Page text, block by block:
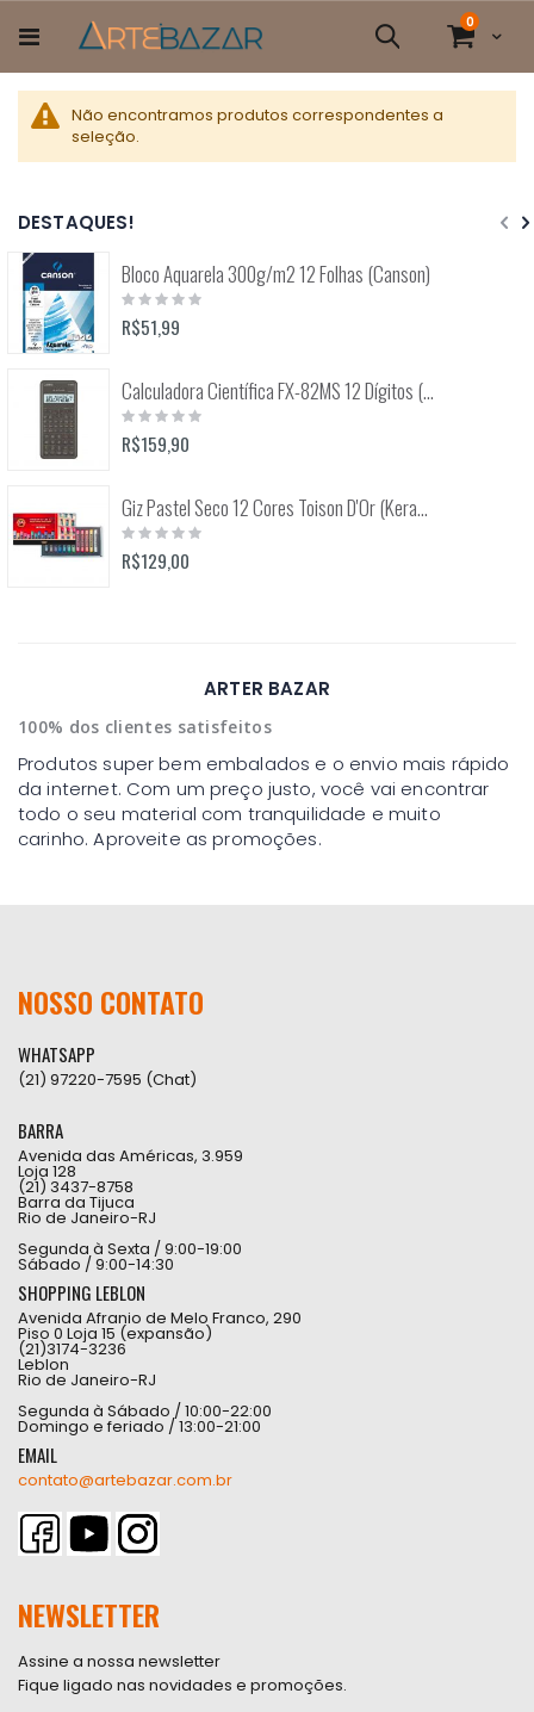
para
o
conteúdo
Cart
0itens
Pesquisa
Não encontramos produtos correspondentes a
seleção.
DESTAQUES!
Bloco Aquarela 300g/m2 12 Folhas (Canson)
Rating:
0%
R$51,99
Calculadora Científica FX-82MS 12 Dígitos (Casio)
Rating:
0%
R$159,90
Giz Pastel Seco 12 Cores Toison D'Or (Keramik) 8512
Rating:
0%
R$129,00
ARTER BAZAR
100% dos clientes satisfeitos
Produtos super bem embalados e o envio mais rápido
da internet. Com um preço justo, você vai encontrar
todo o seu material com tranquilidade e muito
carinho. Aproveite as promoções.
NOSSO CONTATO
WHATSAPP
(21) 97220-7595 (Chat)
BARRA
Avenida das Américas, 3.959
Loja 128
(21) 3437-8758
Barra da Tijuca
Rio de Janeiro-RJ
Segunda à Sexta / 9:00-19:00
Sábado / 9:00-14:30
SHOPPING LEBLON
Avenida Afranio de Melo Franco, 290
Piso 0 Loja 15 (expansão)
(21)3174-3236
Leblon
Rio de Janeiro-RJ
Segunda à Sábado / 10:00-22:00
Domingo e feriado / 13:00-21:00
EMAIL
contato@artebazar.com.br
NEWSLETTER
Assine a nossa newsletter
Fique ligado nas novidades e promoções.